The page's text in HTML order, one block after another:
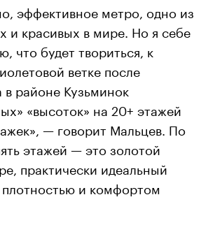
эффективное метро, одно из
и красивых в мире. Но я себе
что будет твориться, к
ветке после
в районе Кузьминок
«высоток» на 20+ этажей
— говорит Мальцев. По
этажей — это золотой
практически идеальный
и комфортом